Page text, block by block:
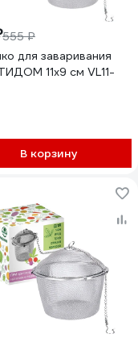
555 ₽
для заваривания
11x9 см VL11-
В корзину